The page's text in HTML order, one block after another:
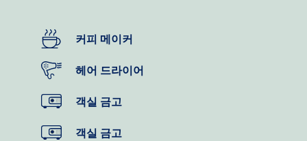
커피 메이커
헤어 드라이어
객실 금고
객실 금고